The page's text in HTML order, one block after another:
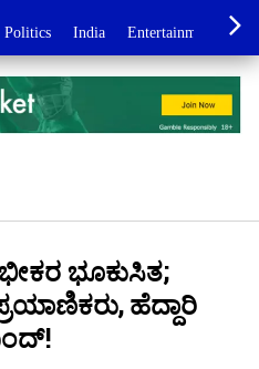
Politics India Entertainment
ಭೂಕುಸಿತ;
ಹೆದ್ದಾರಿ